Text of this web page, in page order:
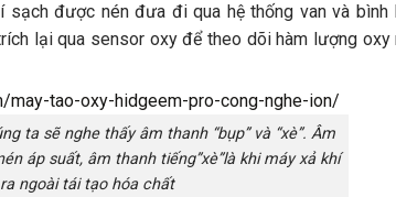
sạch được nén đưa đi qua hệ thống van và
lại qua sensor oxy để theo dõi hàm lượng
ta sẽ nghe thấy âm thanh “bụp” và “xè”. Âm
áp suất, âm thanh tiếng”xè”là khi máy xả khí
ngoài tái tạo hóa chất